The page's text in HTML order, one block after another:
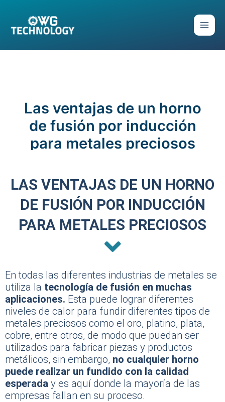
contenido
Las ventajas de un horno
de fusión por inducción
para metales preciosos
LAS VENTAJAS DE UN HORNO
DE FUSIÓN POR INDUCCIÓN
PARA METALES PRECIOSOS
En todas las diferentes industrias de metales se
utiliza la tecnología de fusión en muchas
aplicaciones. Esta puede lograr diferentes
niveles de calor para fundir diferentes tipos de
metales preciosos como el oro, platino, plata,
cobre, entre otros, de modo que puedan ser
utilizados para fabricar piezas y productos
metálicos, sin embargo, no cualquier horno
puede realizar un fundido con la calidad
esperada y es aquí donde la mayoría de las
empresas fallan en su proceso.